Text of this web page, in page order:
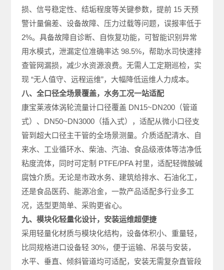
损、信号稳定性、结垢程度等关键参数，提前 15 天预
警计量偏差、设备故障、压力过载等问题，误报率低于
2%。具备故障自诊断、自恢复功能，可智能识别异常
用水模式，泄漏定位准确率达 98.5%，帮助水司快速排
查管网漏损，减少水资源浪费。无需人工定期巡检，实
现 “无人值守、远程运维”，大幅降低运维人力成本。
八、全口径全场景覆盖，水务工况一站适配
康宝莱液体涡轮流量计口径覆盖 DN15~DN200（管道
式）、DN50~DN3000（插入式），适配从微小口径支
管到超大口径主干管的全场景测量。介质适配清水、自
来水、工业循环水、柴油、汽油、食品级液体等洁净低
粘度流体，同时可定制 PTFE/PFA 衬里，适配轻微酸碱
腐蚀介质。无论是市政水务、建筑给排水、石油化工，
还是食品医药、能源冶金，一款产品适配多行业多工
况，选型更简单、采购更省心。
九、模块化轻量化设计，安装运维超便捷
采用轻量化材质与模块化结构，设备体积小、重量轻，
比同规格进口设备轻 30%，便于运输、吊装与安装，
水平、垂直、倾斜管道均可适配，安装无需复杂直管段